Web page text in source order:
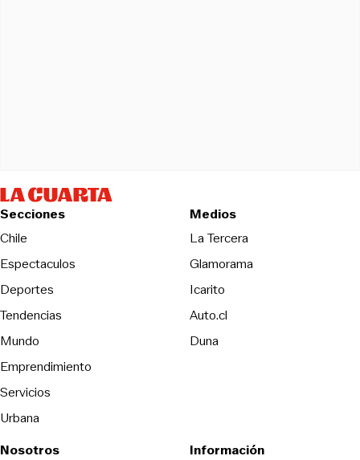
Secciones
Chile
Espectaculos
Deportes
Tendencias
Mundo
Emprendimiento
Servicios
Urbana
Medios
La TerceraOpens in new
Glamorama
Icarito
Auto.cl
DunaOpens in new window
Nosotros Información